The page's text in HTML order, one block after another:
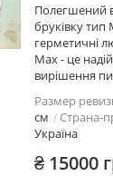
Полегшений
бруківку
герметичні
Max - це
вирішення
Размер
см
Страна-
Україна
₴ 15000